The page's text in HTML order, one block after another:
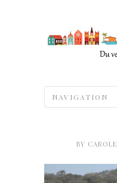
BY CAROLE